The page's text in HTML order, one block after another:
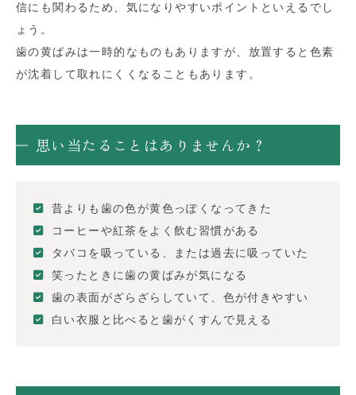
信にも関わるため、気になりやすいポイントといえるでし
ょう。
歯の黄ばみは一時的なものもありますが、放置すると色素
が沈着して取れにくくなることもあります。
思い当たることはありませんか？
昔よりも歯の色が黄色っぽくなってきた
コーヒーや紅茶をよく飲む習慣がある
タバコを吸っている、または過去に吸っていた
笑ったときに歯の黄ばみが気になる
歯の表面がざらざらしていて、色が付きやすい
白い衣服と比べると歯がくすんで見える